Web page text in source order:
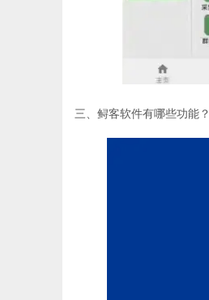
三、鲟客软件有哪些功能？